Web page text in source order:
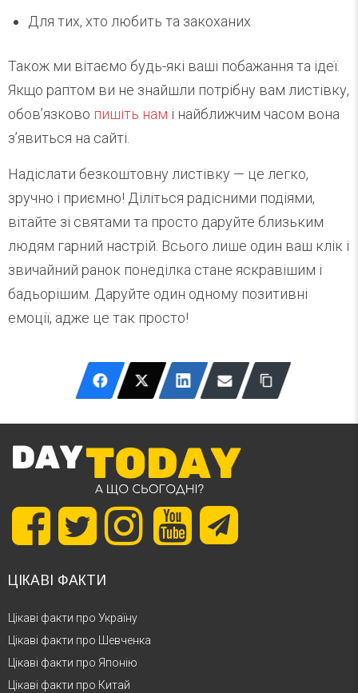
Для тих, хто любить та закоханих
Також ми вітаємо будь-які ваші побажання та ідеї.
Якщо раптом ви не знайшли потрібну вам листівку,
обов’язково пишіть нам і найближчим часом вона
з’явиться на сайті.
Надіслати безкоштовну листівку — це легко,
зручно і приємно! Діліться радісними подіями,
вітайте зі святами та просто даруйте близьким
людям гарний настрій. Всього лише один ваш клік і
звичайний ранок понеділка стане яскравішим і
бадьорішим. Даруйте один одному позитивні
емоції, адже це так просто!
ЦІКАВІ ФАКТИ
Цікаві факти про Україну
Цікаві факти про Шевченка
Цікаві факти про Японію
Цікаві факти про Китай